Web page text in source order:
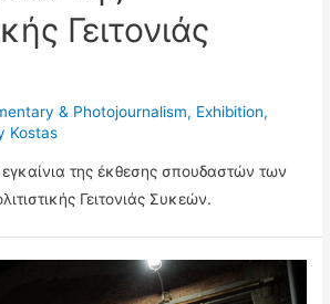
Γειτονιάς
& Photojournalism, Exhibition,
Kostas
εγκαίνια της έκθεσης σπουδαστών των
Γειτονιάς Συκεών.